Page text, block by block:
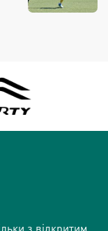
з відкритим